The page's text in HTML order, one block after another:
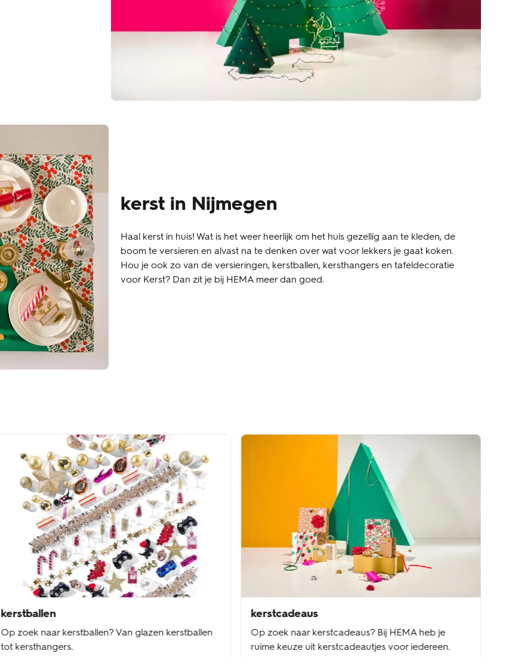
kerst in Nijmegen
Haal kerst in huis! Wat is het weer heerlijk om het huis gezellig aan te kleden, de
boom te versieren en alvast na te denken over wat voor lekkers je gaat koken.
Hou je ook zo van de versieringen, kerstballen, kersthangers en tafeldecoratie
voor Kerst? Dan zit je bij HEMA meer dan goed.
kerstballen
Op zoek naar kerstballen? Van glazen kerstballen
tot kersthangers.
kerstcadeaus
Op zoek naar kerstcadeaus? Bij HEMA heb je
ruime keuze uit kerstcadeautjes voor iedereen.